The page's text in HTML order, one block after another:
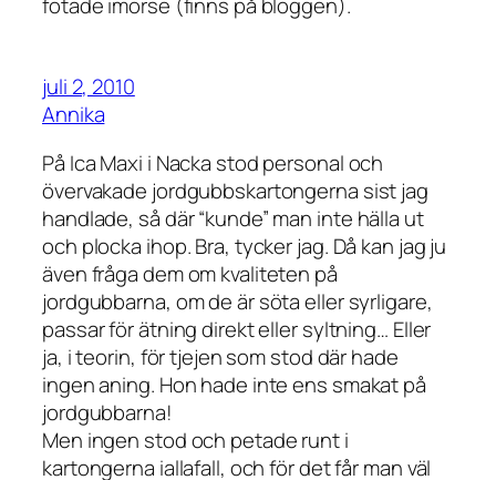
juli 2, 2010
Annika
På Ica Maxi i Nacka stod personal och
övervakade jordgubbskartongerna sist jag
handlade, så där “kunde” man inte hälla ut
och plocka ihop. Bra, tycker jag. Då kan jag ju
även fråga dem om kvaliteten på
jordgubbarna, om de är söta eller syrligare,
passar för ätning direkt eller syltning… Eller
ja, i teorin, för tjejen som stod där hade
ingen aning. Hon hade inte ens smakat på
jordgubbarna!
Men ingen stod och petade runt i
kartongerna iallafall, och för det får man väl